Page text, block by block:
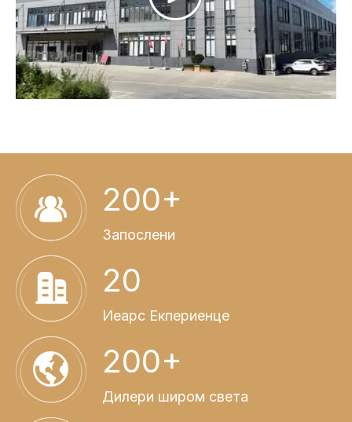
200+
Запослени
20
Иеарс Екпериенце
200+
Дилери широм света